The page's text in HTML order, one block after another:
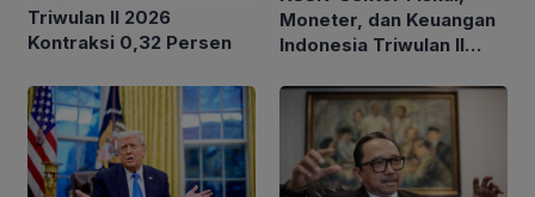
Triwulan II 2026
Kontraksi 0,32 Persen
Moneter, dan Keuangan
Indonesia Triwulan II